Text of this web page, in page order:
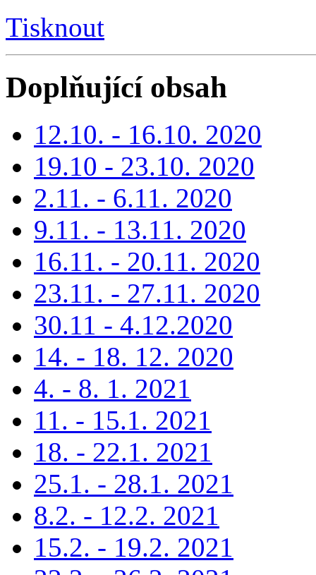
Tisknout
Doplňující obsah
12.10. - 16.10. 2020
19.10 - 23.10. 2020
2.11. - 6.11. 2020
9.11. - 13.11. 2020
16.11. - 20.11. 2020
23.11. - 27.11. 2020
30.11 - 4.12.2020
14. - 18. 12. 2020
4. - 8. 1. 2021
11. - 15.1. 2021
18. - 22.1. 2021
25.1. - 28.1. 2021
8.2. - 12.2. 2021
15.2. - 19.2. 2021